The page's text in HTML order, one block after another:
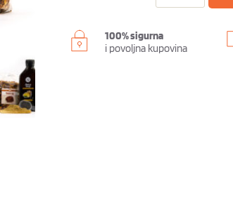
100% sigurna
i povoljna kupovina